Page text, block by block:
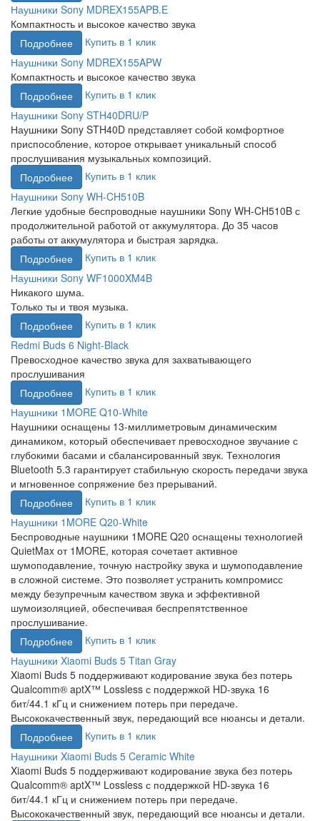
Наушники Sony MDREX155APB.E
Компактность и высокое качество звука
Подробнее
Купить в 1 клик
Наушники Sony MDREX155APW
Компактность и высокое качество звука
Подробнее
Купить в 1 клик
Наушники Sony STH40DRU/P
Наушники Sony STH40D представляет собой комфортное
приспособление, которое открывает уникальный способ
прослушивания музыкальных композиций.
Подробнее
Купить в 1 клик
Наушники Sony WH-CH510B
Легкие удобные беспроводные наушники Sony WH-CH510B с
продолжительной работой от аккумулятора. До 35 часов
работы от аккумулятора и быстрая зарядка.
Подробнее
Купить в 1 клик
Наушники Sony WF1000XM4B
Никакого шума.
Только ты и твоя музыка.
Подробнее
Купить в 1 клик
Redmi Buds 6 Night-Black
Превосходное качество звука для захватывающего
прослушивания
Подробнее
Купить в 1 клик
Наушники 1MORE Q10-White
Наушники оснащены 13-миллиметровым динамическим
динамиком, который обеспечивает превосходное звучание с
глубокими басами и сбалансированный звук. Технология
Bluetooth 5.3 гарантирует стабильную скорость передачи звука
и мгновенное сопряжение без прерываний.
Подробнее
Купить в 1 клик
Наушники 1MORE Q20-White
Беспроводные наушники 1MORE Q20 оснащены технологией
QuietMax от 1MORE, которая сочетает активное
шумоподавление, точную настройку звука и шумоподавление
в сложной системе. Это позволяет устранить компромисс
между безупречным качеством звука и эффективной
шумоизоляцией, обеспечивая беспрепятственное
прослушивание.
Подробнее
Купить в 1 клик
Наушники Xiaomi Buds 5 Titan Gray
Xiaomi Buds 5 поддерживают кодирование звука без потерь
Qualcomm® aptX™ Lossless с поддержкой HD-звука 16
бит/44.1 кГц и снижением потерь при передаче.
Высококачественный звук, передающий все нюансы и детали.
Подробнее
Купить в 1 клик
Наушники Xiaomi Buds 5 Ceramic White
Xiaomi Buds 5 поддерживают кодирование звука без потерь
Qualcomm® aptX™ Lossless с поддержкой HD-звука 16
бит/44.1 кГц и снижением потерь при передаче.
Высококачественный звук, передающий все нюансы и детали.